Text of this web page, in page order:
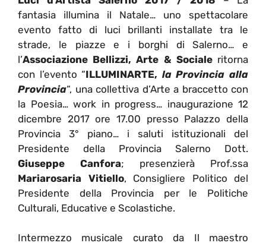
fantasia illumina il Natale… uno spettacolare
evento fatto di luci brillanti installate tra le
strade, le piazze e i borghi di Salerno… e
l’Associazione Bellizzi, Arte & Socialeritorna
con l’evento “ILLUMINARTE, la Provincia alla
Provincia“, una collettiva d’Arte a braccetto con
la Poesia… work in progress… inaugurazione 12
dicembre 2017 ore 17.00 presso Palazzo della
Provincia 3° piano… i saluti istituzionali del
Presidente della Provincia Salerno Dott.
Giuseppe Canfora; presenzierà Prof.ssa
Mariarosaria Vitiello, Consigliere Politico del
Presidente della Provincia per le Politiche
Culturali, Educative e Scolastiche.
Intermezzo musicale curato da Il maestro